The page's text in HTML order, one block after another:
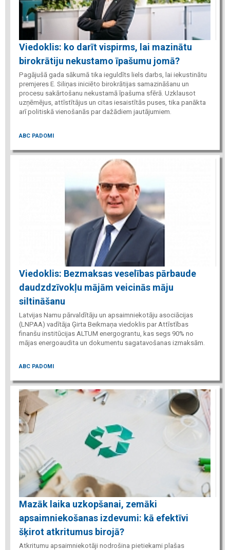
Viedoklis: ko darīt vispirms, lai mazinātu
birokrātiju nekustamo īpašumu jomā?
Pagājušā gada sākumā tika ieguldīts liels darbs, lai iekustinātu
premjeres E. Siliņas iniciēto birokrātijas samazināšanu un
procesu sakārtošanu nekustamā īpašuma sfērā. Uzklausot
uzņēmējus, attīstītājus un citas iesaistītās puses, tika panākta
arī politiskā vienošanās par dažādiem jautājumiem.
ABC PADOMI
Viedoklis: Bezmaksas veselības pārbaude
daudzdzīvokļu mājām veicinās māju
siltināšanu
Latvijas Namu pārvaldītāju un apsaimniekotāju asociācijas
(LNPAA) vadītāja Ģirta Beikmaņa viedoklis par Attīstības
finanšu institūcijas ALTUM energograntu, kas segs 90% no
mājas energoaudita un dokumentu sagatavošanas izmaksām.
ABC PADOMI
Mazāk laika uzkopšanai, zemāki
apsaimniekošanas izdevumi: kā efektīvi
šķirot atkritumus birojā?
Atkritumu apsaimniekotāji nodrošina pietiekami plašas